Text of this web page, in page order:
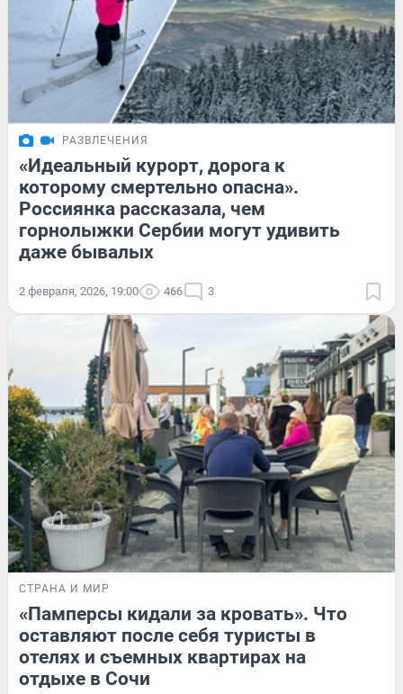
РАЗВЛЕЧЕНИЯ
«Идеальный курорт, дорога к
которому смертельно опасна».
Россиянка рассказала, чем
горнолыжки Сербии могут удивить
даже бывалых
2 февраля, 2026, 19:00 466 3
СТРАНА И МИР
«Памперсы кидали за кровать». Что
оставляют после себя туристы в
отелях и съемных квартирах на
отдыхе в Сочи